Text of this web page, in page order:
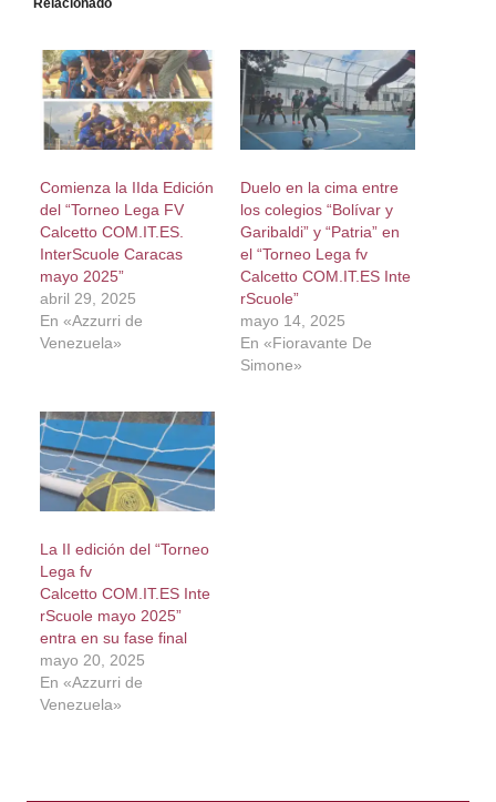
Comienza la IIda Edición
del “Torneo Lega FV
Calcetto COM.IT.ES.
InterScuole Caracas
mayo 2025”
abril 29, 2025
En «Azzurri de
Venezuela»
Duelo en la cima entre
los colegios “Bolívar y
Garibaldi” y “Patria” en
el “Torneo Lega fv
Calcetto COM.IT.ES Inte
rScuole”
mayo 14, 2025
En «Fioravante De
Simone»
La II edición del “Torneo
Lega fv
Calcetto COM.IT.ES Inte
rScuole mayo 2025”
entra en su fase final
mayo 20, 2025
En «Azzurri de
Venezuela»